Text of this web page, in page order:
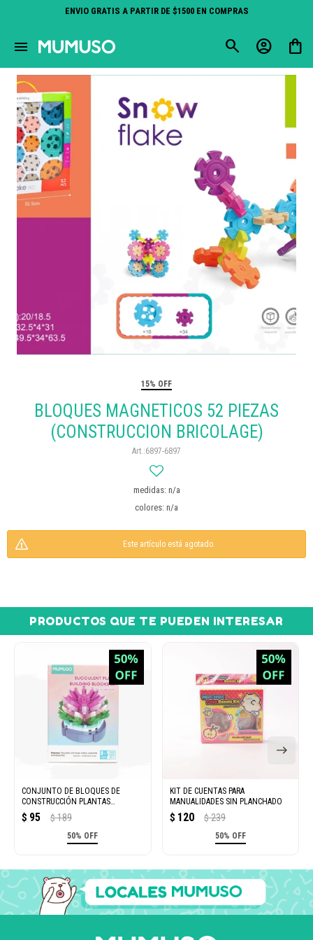
ENVIO GRATIS A PARTIR DE $1500 EN COMPRAS
menu
15% OFF
BLOQUES MAGNETICOS 52 PIEZAS
(CONSTRUCCION BRICOLAGE)
6897-6897
medidas: n/a
colores: n/a
Este artículo está agotado.
PRODUCTOS QUE TE PUEDEN INTERESAR
CONJUNTO DE BLOQUES DE
CONSTRUCCIÓN PLANTAS
SUCULENTAS (109 PIEZAS)
$ 95 $ 189
50% OFF
KIT DE CUENTAS PARA
MANUALIDADES SIN PLANCHADO
$ 120 $ 239
50% OFF
close